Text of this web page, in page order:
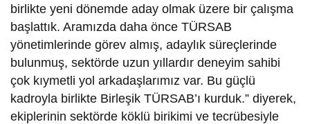
birlikte yeni dönemde aday olmak üzere bir çalışma
başlattık. Aramızda daha önce TÜRSAB
yönetimlerinde görev almış, adaylık süreçlerinde
bulunmuş, sektörde uzun yıllardır deneyim sahibi
çok kıymetli yol arkadaşlarımız var. Bu güçlü
kadroyla birlikte Birleşik TÜRSAB’ı kurduk.” diyerek,
ekiplerinin sektörde köklü birikimi ve tecrübesiyle